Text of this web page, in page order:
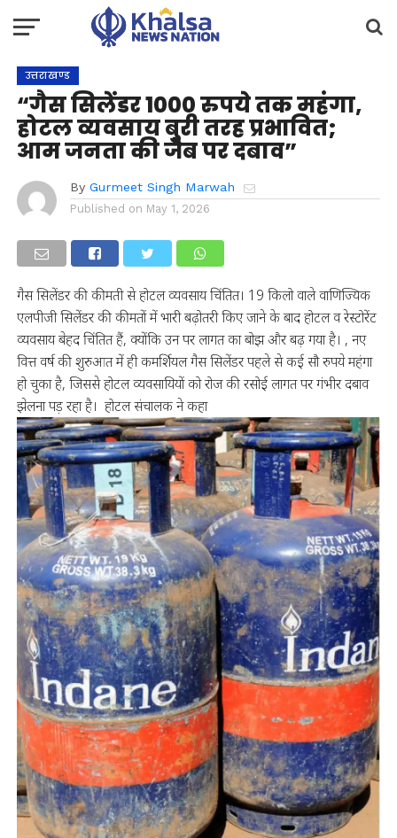
उत्तराखण्ड
“गैस सिलेंडर 1000 रुपये तक महंगा,
होटल व्यवसाय बुरी तरह प्रभावित;
आम जनता की जेब पर दबाव”
By Gurmeet Singh Marwah
Published on May 1, 2026
गैस सिलेंडर की कीमती से होटल व्यवसाय चिंतित। 19 किलो वाले वाणिज्यिक
एलपीजी सिलेंडर की कीमतों में भारी बढ़ोतरी किए जाने के बाद होटल व रेस्टोरेंट
व्यवसाय बेहद चिंतित हैं, क्योंकि उन पर लागत का बोझ और बढ़ गया है। , नए
वित्त वर्ष की शुरुआत में ही कमर्शियल गैस सिलेंडर पहले से कई सौ रुपये महंगा
हो चुका है, जिससे होटल व्यवसायियों को रोज की रसोई लागत पर गंभीर दबाव
झेलना पड़ रहा है। होटल संचालक ने कहा